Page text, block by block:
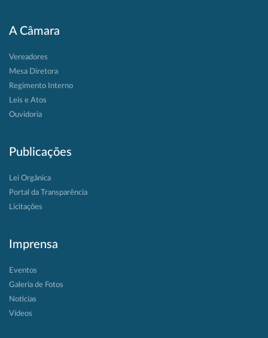
A Câmara
Vereadores
Mesa Diretora
Regimento Interno
Leis e Atos
Ouvidoria
Publicações
Lei Orgânica
Portal da Transparência
Licitações
Imprensa
Eventos
Galeria de Fotos
Notícias
Vídeos